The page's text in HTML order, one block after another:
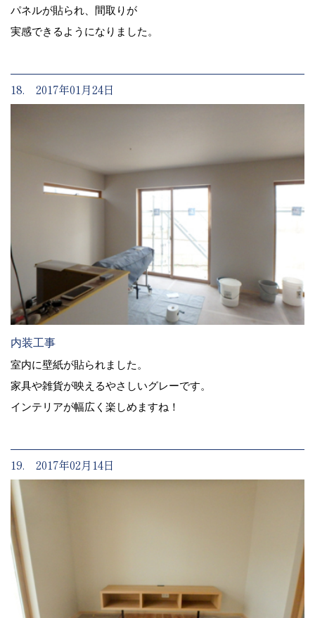
パネルが貼られ、間取りが
実感できるようになりました。
18. 2017年01月24日
内装工事
室内に壁紙が貼られました。
家具や雑貨が映えるやさしいグレーです。
インテリアが幅広く楽しめますね！
19. 2017年02月14日